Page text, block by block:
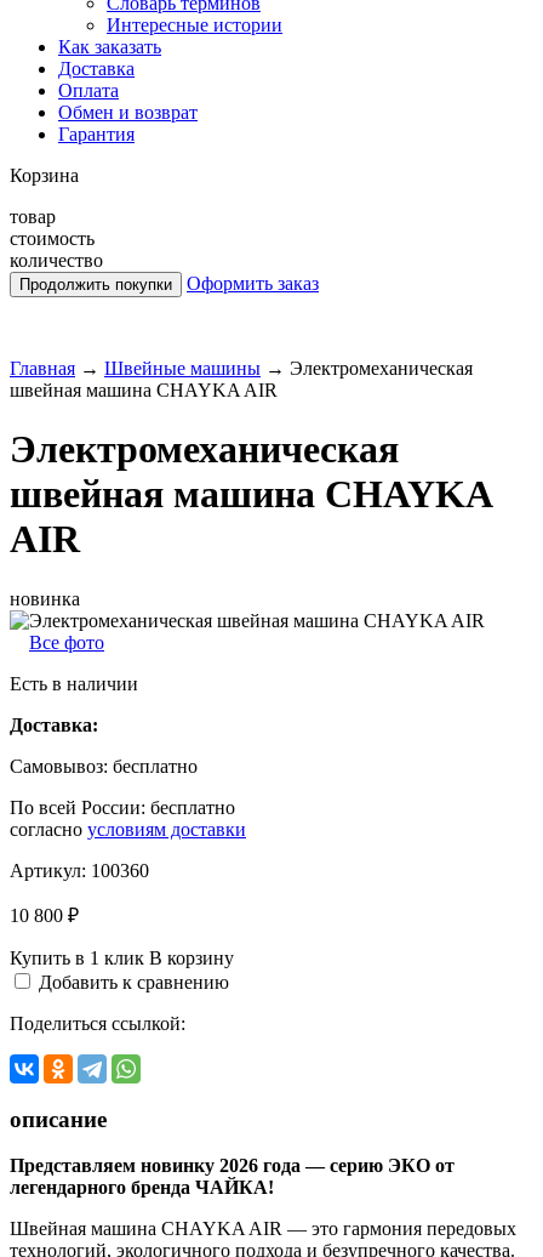
Интересные истории
Как заказать
Доставка
Оплата
Обмен и возврат
Гарантия
Корзина
товар
стоимость
количество
Оформить заказ
Главная → Швейные машины → Электромеханическая
швейная машина CHAYKA AIR
Электромеханическая
швейная машина CHAYKA
AIR
новинка
Все фото
Есть в наличии
Доставка:
Самовывоз: бесплатно
По всей России: бесплатно
согласно условиям доставки
Артикул: 100360
10 800 ₽
Купить в 1 клик В корзину
Добавить к сравнению
Поделиться ссылкой:
описание
Представляем новинку 2026 года — серию ЭКО от
легендарного бренда ЧАЙКА!
Швейная машина CHAYKA AIR — это гармония передовых
технологий, экологичного подхода и безупречного качества.